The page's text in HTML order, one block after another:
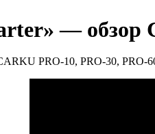
— обзор
PRO-10, PRO-30, PRO-